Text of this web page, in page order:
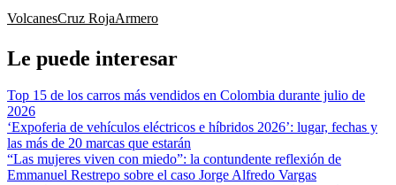
VolcanesCruz RojaArmero
Le puede interesar
Top 15 de los carros más vendidos en Colombia durante julio de
2026
‘Expoferia de vehículos eléctricos e híbridos 2026’: lugar, fechas y
las más de 20 marcas que estarán
“Las mujeres viven con miedo”: la contundente reflexión de
Emmanuel Restrepo sobre el caso Jorge Alfredo Vargas